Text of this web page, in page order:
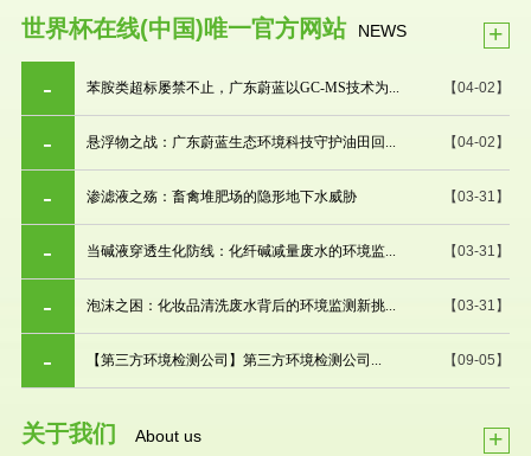
世界杯在线(中国)唯一官方网站 NEWS +
【04-02】
苯胺类超标屡禁不止，广东蔚蓝以GC-MS技术为...
【04-02】
悬浮物之战：广东蔚蓝生态环境科技守护油田回...
【03-31】
渗滤液之殇：畜禽堆肥场的隐形地下水威胁
【03-31】
当碱液穿透生化防线：化纤碱减量废水的环境监...
【03-31】
泡沫之困：化妆品清洗废水背后的环境监测新挑...
【09-05】
【第三方环境检测公司】第三方环境检测公司...
关于我们 About us +